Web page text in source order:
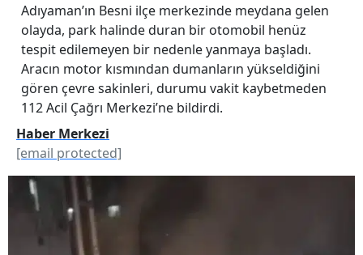
Adıyaman’ın Besni ilçe merkezinde meydana gelen
olayda, park halinde duran bir otomobil henüz
tespit edilemeyen bir nedenle yanmaya başladı.
Aracın motor kısmından dumanların yükseldiğini
gören çevre sakinleri, durumu vakit kaybetmeden
112 Acil Çağrı Merkezi’ne bildirdi.
Haber Merkezi
[email protected]